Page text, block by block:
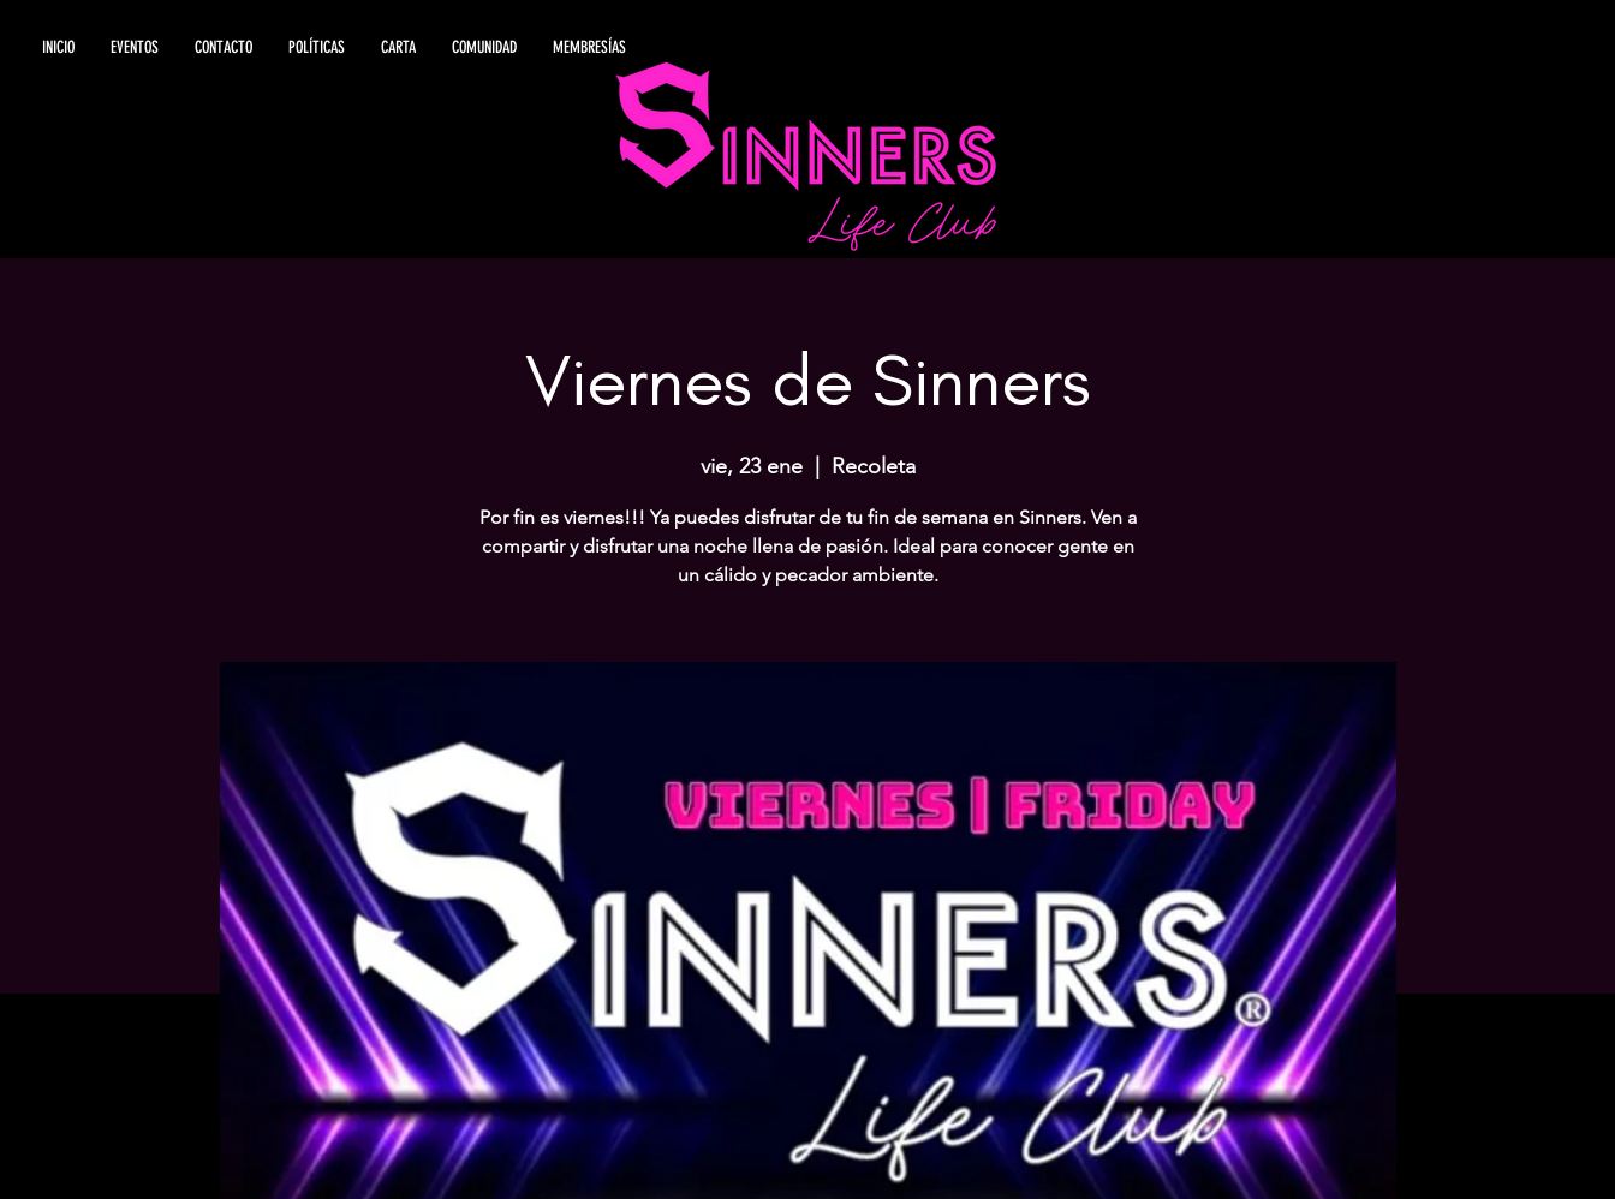
INICIO EVENTOS CONTACTO POLÍTICAS CARTA COMUNIDAD MEMBRESÍAS
Viernes de Sinners
vie, 23 ene
  |
Recoleta
Por fin es viernes!!! Ya puedes disfrutar de tu fin de semana en Sinners. Ven a
compartir y disfrutar una noche llena de pasión. Ideal para conocer gente en
un cálido y pecador ambiente.